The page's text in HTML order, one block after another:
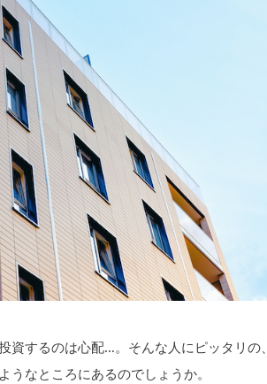
するのは心配…。そんな人にピッタリの
なところにあるのでしょうか。